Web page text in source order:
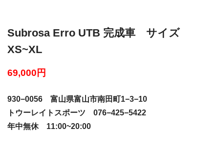
Subrosa Erro UTB 完成車 サイズ
XS~XL
69,000円
930−0056 富山県富山市南田町1−3−10
トウーレイトスポーツ 076−425−5422
年中無休 11:00~20:00